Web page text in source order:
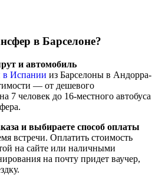
в Барселоне?
и автомобиль
в Испании из Барселоны в Андорра-
— от дешевого
7 человек до 16-местного автобуса
и выбираете способ оплаты
встречи. Оплатить стоимость
на сайте или наличными
на почту придет ваучер,